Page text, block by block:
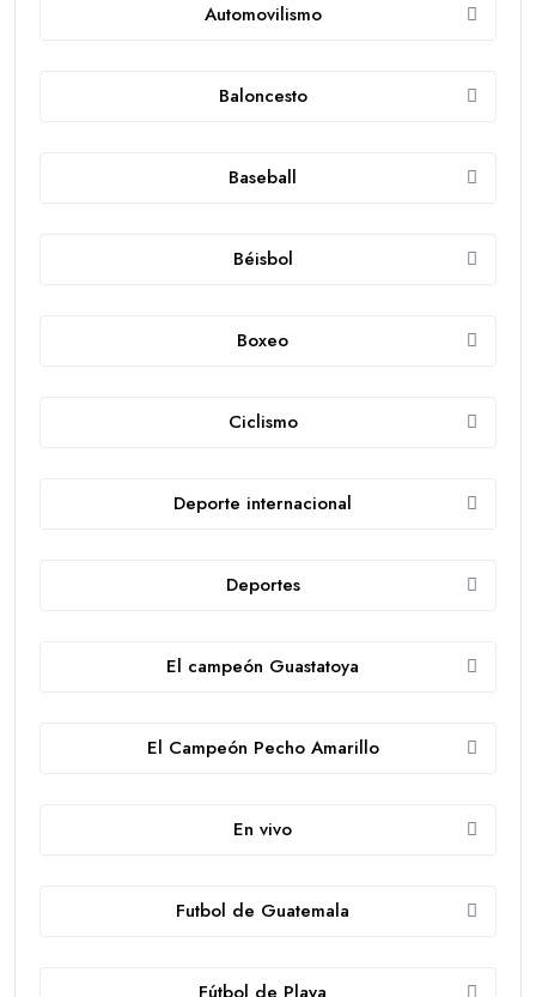
Automovilismo
Baloncesto
Baseball
Béisbol
Boxeo
Ciclismo
Deporte internacional
Deportes
El campeón Guastatoya
El Campeón Pecho Amarillo
En vivo
Futbol de Guatemala